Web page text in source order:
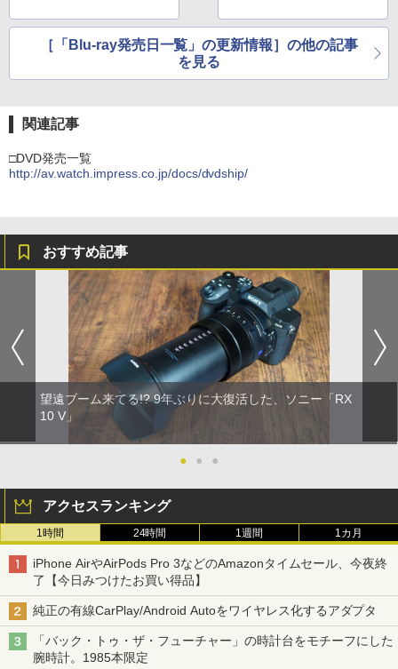
［「Blu-ray発売日一覧」の更新情報］の他の記事
を見る
関連記事
□DVD発売一覧
http://av.watch.impress.co.jp/docs/dvdship/
おすすめ記事
望遠ブーム来てる!? 9年ぶりに大復活した、ソニー「RX
10 V」
● ● ●
アクセスランキング
1時間 24時間 1週間 1カ月
iPhone AirやAirPods Pro 3などのAmazonタイムセール、今夜終
了【今日みつけたお買い得品】
純正の有線CarPlay/Android Autoをワイヤレス化するアダプタ
「バック・トゥ・ザ・フューチャー」の時計台をモチーフにした
腕時計。1985本限定